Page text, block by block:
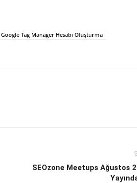
Google Tag Manager Hesabı Oluşturma
SEOzone Meetups Ağustos